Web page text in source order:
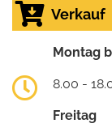
Verkauf
Montag
8.00 -
Freitag